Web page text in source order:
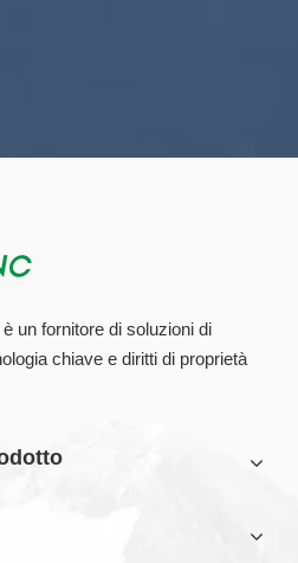
un fornitore di soluzioni di
chiave e diritti di proprietà